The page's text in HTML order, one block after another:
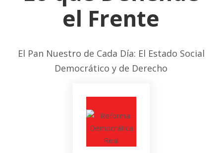
el Frente
El Pan Nuestro de Cada Día: El Estado Social
Democrático y de Derecho